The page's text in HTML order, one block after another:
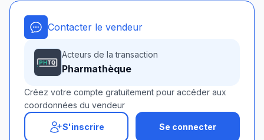
Contacter le vendeur
Acteurs de la transaction
Pharmathèque
Créez votre compte gratuitement pour accéder aux
coordonnées du vendeur
S'inscrire Se connecter